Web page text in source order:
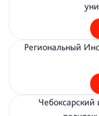
Региональный
Чебоксарский